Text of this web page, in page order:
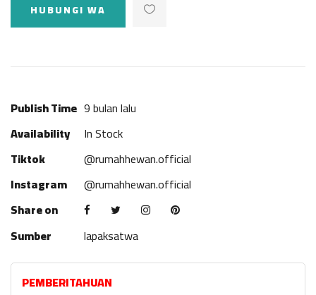
HUBUNGI WA
Publish Time 9 bulan lalu
Availability
In Stock
Tiktok
@rumahhewan.official
Instagram
@rumahhewan.official
Share on
Sumber
lapaksatwa
PEMBERITAHUAN